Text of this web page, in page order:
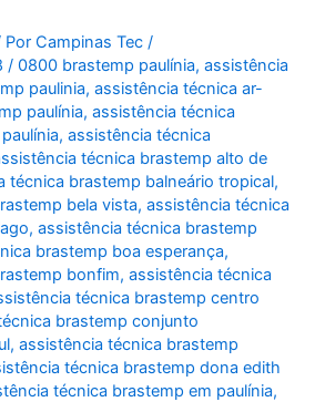
PorCampinas Tec/
/0800 brastemp paulínia,assistência
paulinia,assistência técnica ar-
paulínia,assistência técnica
,assistência técnica
técnica brastemp alto de
técnica brastemp balneário tropical,
bela vista,assistência técnica
,assistência técnica brastemp
brastemp boa esperança,
bonfim,assistência técnica
técnica brastemp centro
brastemp conjunto
,assistência técnica brastemp
técnica brastemp dona edith
técnica brastemp em paulínia,